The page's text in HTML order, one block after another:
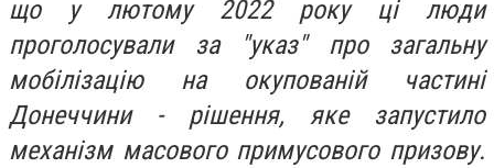
що у лютому 2022 року ці люди
проголосували за "указ" про загальну
мобілізацію на окупованій частині
Донеччини - рішення, яке запустило
механізм масового примусового призову.